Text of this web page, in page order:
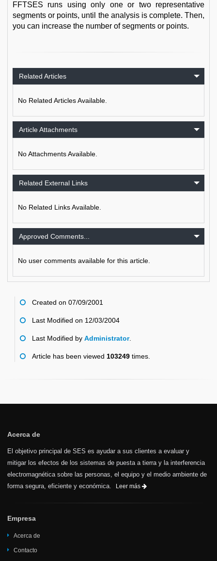
FFTSES runs using only one or two representative
segments or points, until the analysis is complete. Then,
you can increase the number of segments or points.
Related Articles
No Related Articles Available.
Article Attachments
No Attachments Available.
Related External Links
No Related Links Available.
Approved Comments...
No user comments available for this article.
Created on 07/09/2001
Last Modified on 12/03/2004
Last Modified by Administrator.
Article has been viewed 103249 times.
Acerca de
El objetivo principal de SES es ayudar a sus clientes a evaluar y
mitigar los efectos de los sistemas de puesta a tierra y la interferencia
electromagnética sobre las personas, el equipo y el medio ambiente de
forma segura, eficiente y económica.
Leer más
Empresa
Acerca de
Contacto